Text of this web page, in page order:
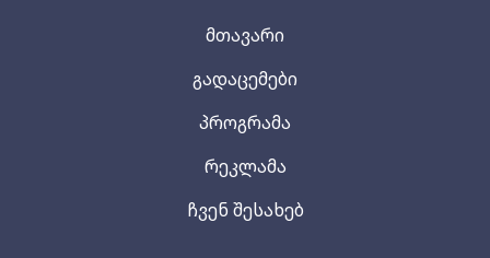
მთავარი
გადაცემები
პროგრამა
რეკლამა
ჩვენ შესახებ